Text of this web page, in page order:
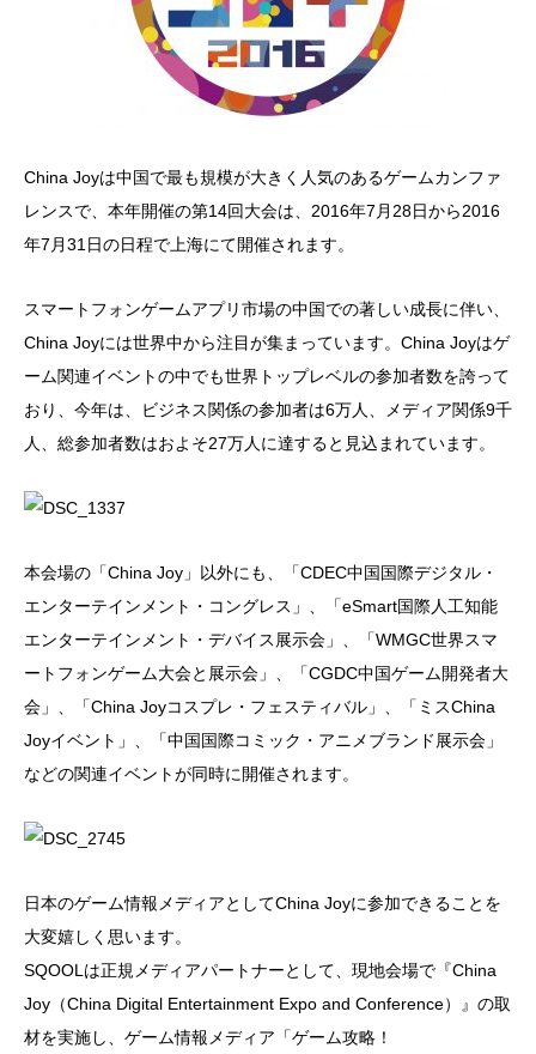
China Joyは中国で最も規模が大きく人気のあるゲームカンファ
レンスで、本年開催の第14回大会は、2016年7月28日から2016
年7月31日の日程で上海にて開催されます。
スマートフォンゲームアプリ市場の中国での著しい成長に伴い、
China Joyには世界中から注目が集まっています。China Joyはゲ
ーム関連イベントの中でも世界トップレベルの参加者数を誇って
おり、今年は、ビジネス関係の参加者は6万人、メディア関係9千
人、総参加者数はおよそ27万人に達すると見込まれています。
本会場の「China Joy」以外にも、「CDEC中国国際デジタル・
エンターテインメント・コングレス」、「eSmart国際人工知能
エンターテインメント・デバイス展示会」、「WMGC世界スマ
ートフォンゲーム大会と展示会」、「CGDC中国ゲーム開発者大
会」、「China Joyコスプレ・フェスティバル」、「ミスChina
Joyイベント」、「中国国際コミック・アニメブランド展示会」
などの関連イベントが同時に開催されます。
日本のゲーム情報メディアとしてChina Joyに参加できることを
大変嬉しく思います。
SQOOLは正規メディアパートナーとして、現地会場で『China
Joy（China Digital Entertainment Expo and Conference）』の取
材を実施し、ゲーム情報メディア「ゲーム攻略！